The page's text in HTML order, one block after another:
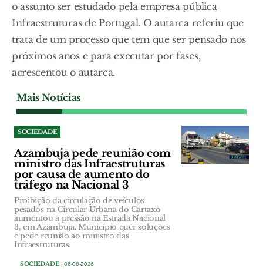
o assunto ser estudado pela empresa pública
Infraestruturas de Portugal. O autarca referiu que
trata de um processo que tem que ser pensado nos
próximos anos e para executar por fases,
acrescentou o autarca.
Mais Notícias
SOCIEDADE
Azambuja pede reunião com
ministro das Infraestruturas
por causa de aumento do
tráfego na Nacional 3
Proibição da circulação de veículos
pesados na Circular Urbana do Cartaxo
aumentou a pressão na Estrada Nacional
3, em Azambuja. Município quer soluções
e pede reunião ao ministro das
Infraestruturas.
SOCIEDADE| 06-08-2026